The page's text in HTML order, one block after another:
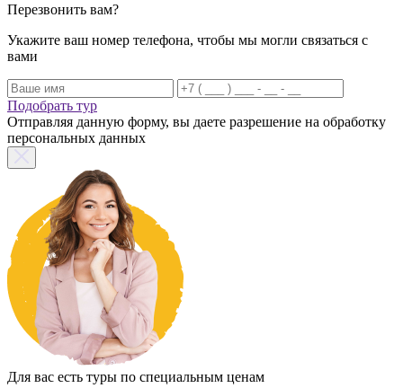
Перезвонить вам?
Укажите ваш номер телефона, чтобы мы могли связаться с
вами
Подобрать тур
Отправляя данную форму, вы даете разрешение на обработку
персональных данных
Для вас есть туры по специальным ценам